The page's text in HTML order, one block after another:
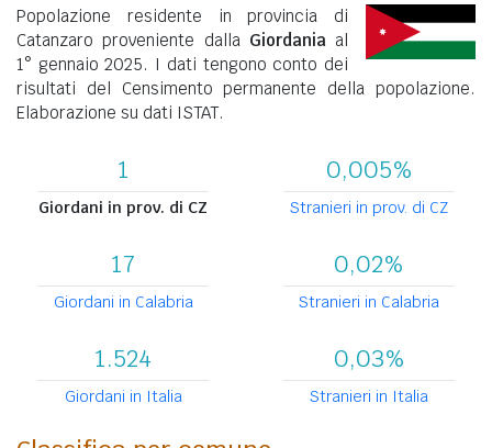
Popolazione residente in provincia di
Catanzaro proveniente dalla Giordania al
1° gennaio 2025. I dati tengono conto dei
risultati del Censimento permanente della popolazione.
Elaborazione su dati ISTAT.
1
Giordani in prov. di CZ
0,005%
Stranieri in prov. di CZ
17
Giordani in Calabria
0,02%
Stranieri in Calabria
1.524
Giordani in Italia
0,03%
Stranieri in Italia